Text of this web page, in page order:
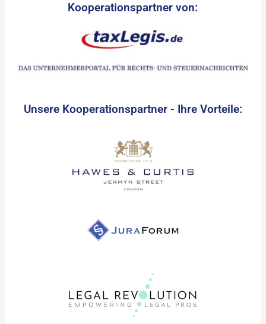
Kooperationspartner von:
Unsere Kooperationspartner - Ihre Vorteile: